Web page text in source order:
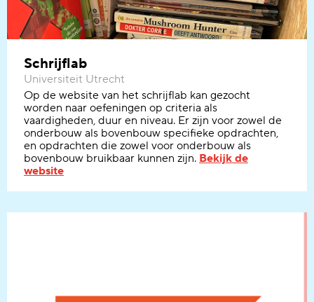
Schrijflab
Universiteit Utrecht
Op de website van het schrijflab kan gezocht
worden naar oefeningen op criteria als
vaardigheden, duur en niveau. Er zijn voor zowel de
onderbouw als bovenbouw specifieke opdrachten,
en opdrachten die zowel voor onderbouw als
bovenbouw bruikbaar kunnen zijn. Bekijk de
website